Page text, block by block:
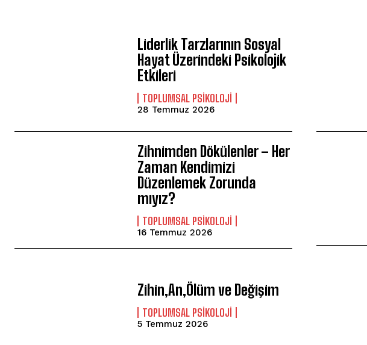
Liderlik Tarzlarının Sosyal
Hayat Üzerindeki Psikolojik
Etkileri
TOPLUMSAL PSIKOLOJI
28 Temmuz 2026
Zihnimden Dökülenler – Her
Zaman Kendimizi
Düzenlemek Zorunda
mıyız?
TOPLUMSAL PSIKOLOJI
16 Temmuz 2026
Zihin,An,Ölüm ve Değişim
TOPLUMSAL PSIKOLOJI
5 Temmuz 2026